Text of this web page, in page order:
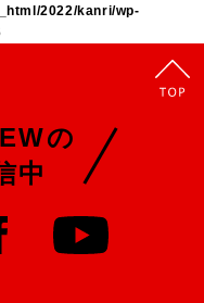
2022/kanri/wp-
の
中